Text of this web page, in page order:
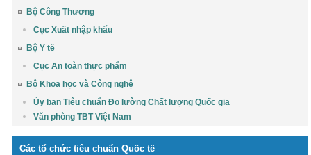
Bộ Công Thương
Cục Xuất nhập khẩu
Bộ Y tế
Cục An toàn thực phẩm
Bộ Khoa học và Công nghệ
Ủy ban Tiêu chuẩn Đo lường Chất lượng Quốc gia
Văn phòng TBT Việt Nam
Các tổ chức tiêu chuẩn Quốc tế